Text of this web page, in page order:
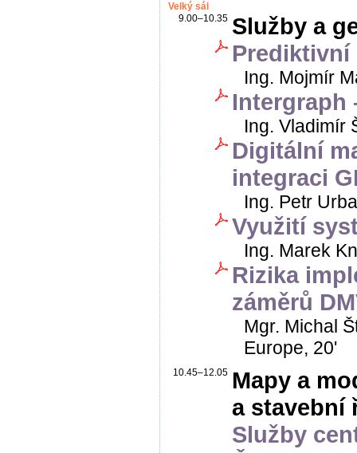
Velký sál
9.00–10.35 Služby a
Prediktivní
Ing. Mojmír
Intergraph
Ing. Vladimír
Digitální
integraci
Ing. Petr
Využití
Ing. Marek
Rizika
záměrů
Mgr. Michal
Europe, 20'
10.45–12.05 Mapy a
a stavební
Služby